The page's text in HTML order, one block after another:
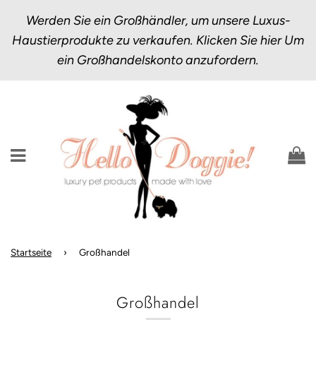
Werden Sie ein Großhändler, um unsere Luxus-
Haustierprodukte zu verkaufen. Klicken Sie hierUm
ein Großhandelskonto anzufordern.
Menü
Startseite › Großhandel
Großhandel